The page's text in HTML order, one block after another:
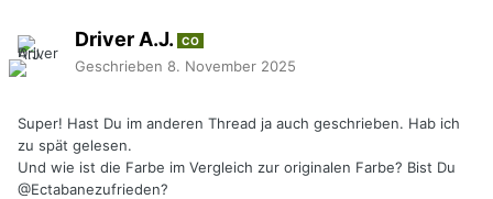
Driver A.J. CO
Geschrieben 8. November 2025
Super! Hast Du im anderen Thread ja auch geschrieben. Hab ich
zu spät gelesen.
Und wie ist die Farbe im Vergleich zur originalen Farbe? Bist Du
@Ectabanezufrieden?